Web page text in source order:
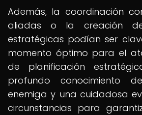
Además, la coordinación
aliadas o la creación de
estratégicas podían ser
momento óptimo para el
de planificación
profundo conocimiento
enemiga y una cuidadosa
circunstancias para